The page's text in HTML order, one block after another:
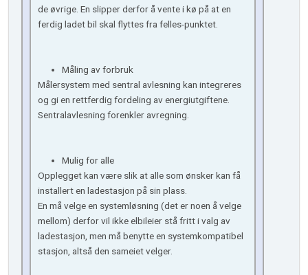
de øvrige. En slipper derfor å vente i kø på at en
ferdig ladet bil skal flyttes fra felles-punktet.
Måling av forbruk
Målersystem med sentral avlesning kan integreres
og gi en rettferdig fordeling av energiutgiftene.
Sentralavlesning forenkler avregning.
Mulig for alle
Opplegget kan være slik at alle som ønsker kan få
installert en ladestasjon på sin plass.
En må velge en systemløsning (det er noen å velge
mellom) derfor vil ikke elbileier stå fritt i valg av
ladestasjon, men må benytte en systemkompatibel
stasjon, altså den sameiet velger.